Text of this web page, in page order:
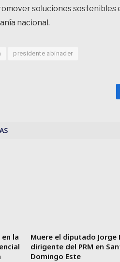
soluciones sostenibles
nacional.
presidente abinader
la
Muere el diputado Jorge
dirigente del PRM en
Domingo Este